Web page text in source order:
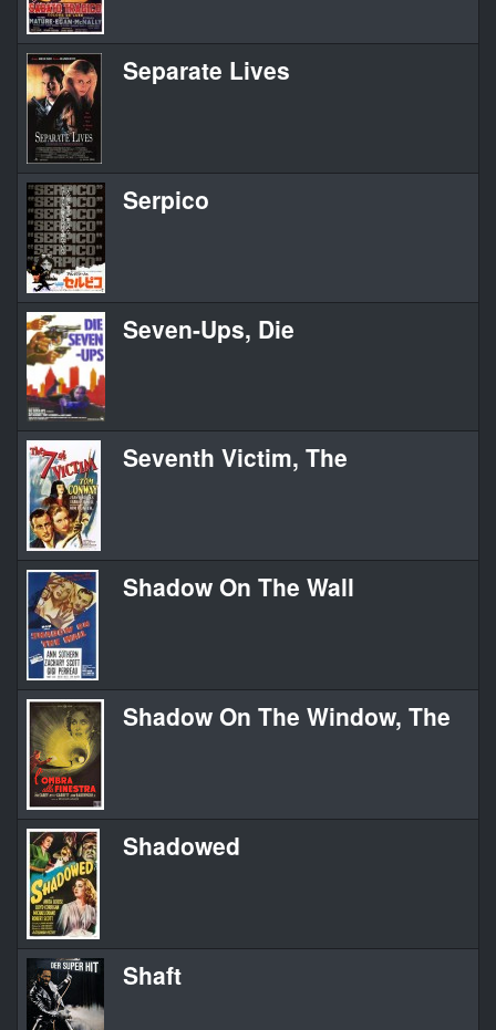
Separate Lives
Serpico
Seven-Ups, Die
Seventh Victim, The
Shadow On The Wall
Shadow On The Window, The
Shadowed
Shaft